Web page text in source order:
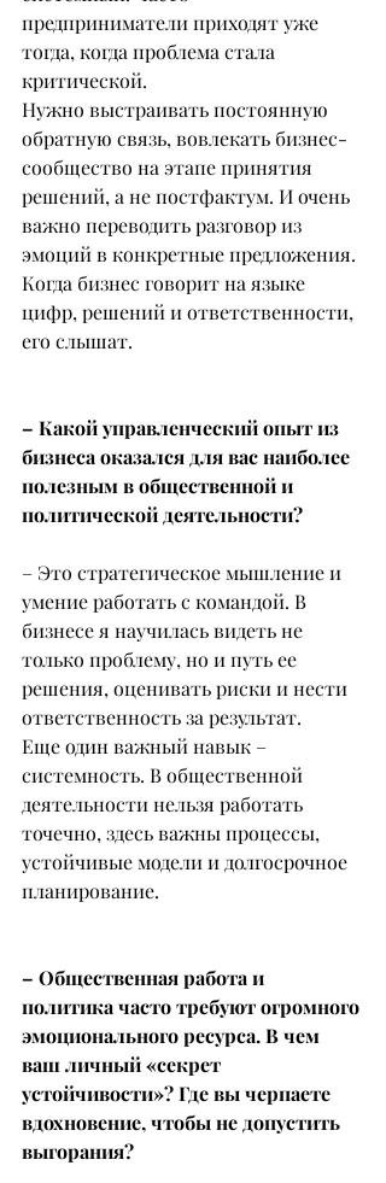
предприниматели приходят уже
тогда, когда проблема стала
критической.
Нужно выстраивать постоянную
обратную связь, вовлекать бизнес-
сообщество на этапе принятия
решений, а не постфактум. И очень
важно переводить разговор из
эмоций в конкретные предложения.
Когда бизнес говорит на языке
цифр, решений и ответственности,
его слышат.
– Какой управленческий опыт из
бизнеса оказался для вас наиболее
полезным в общественной и
политической деятельности?
– Это стратегическое мышление и
умение работать с командой. В
бизнесе я научилась видеть не
только проблему, но и путь ее
решения, оценивать риски и нести
ответственность за результат.
Еще один важный навык –
системность. В общественной
деятельности нельзя работать
точечно, здесь важны процессы,
устойчивые модели и долгосрочное
планирование.
– Общественная работа и
политика часто требуют огромного
эмоционального ресурса. В чем
ваш личный «секрет
устойчивости»? Где вы черпаете
вдохновение, чтобы не допустить
выгорания?